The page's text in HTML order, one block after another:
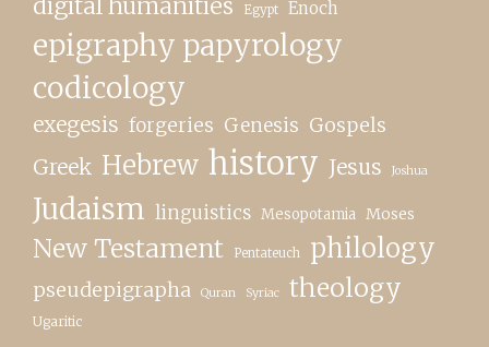
Egypt Enoch
epigraphy papyrology
codicology
exegesis forgeries Genesis Gospels
Greek Hebrew history Jesus Joshua
Judaism linguistics Mesopotamia Moses
New Testament Pentateuch philology
pseudepigrapha Quran Syriac theology
Ugaritic